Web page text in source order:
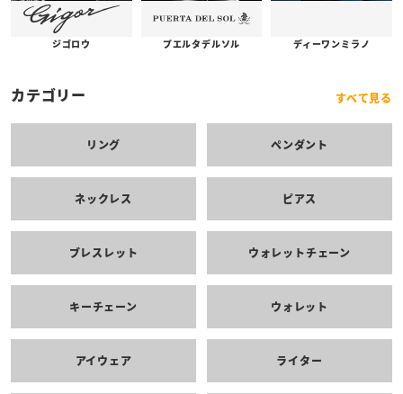
ジゴロウ プエルタデルソル ディーワンミラノ
カテゴリー すべて見る
リング ペンダント
ネックレス ピアス
ブレスレット ウォレットチェーン
キーチェーン ウォレット
アイウェア ライター